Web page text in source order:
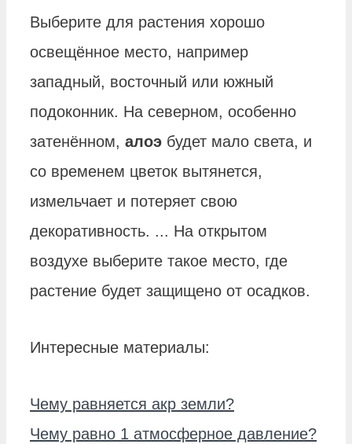
Выберите для растения хорошо
освещённое место, например
западный, восточный или южный
подоконник. На северном, особенно
затенённом, алоэ будет мало света, и
со временем цветок вытянется,
измельчает и потеряет свою
декоративность. ... На открытом
воздухе выберите такое место, где
растение будет защищено от осадков.
Интересные материалы:
Чему равняется акр земли?
Чему равно 1 атмосферное давление?